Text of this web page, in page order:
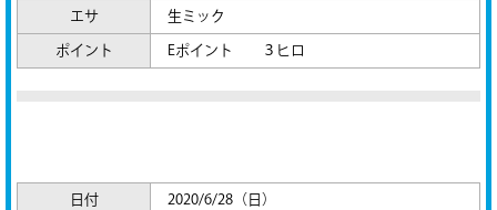
エサ 生ミック
ポイント Eポイント ３ヒロ
日付 2020/6/28（日）